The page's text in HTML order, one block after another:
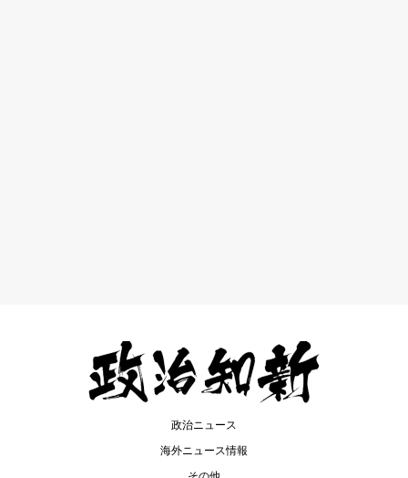
政治ニュース
海外ニュース情報